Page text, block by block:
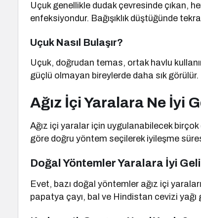
Uçuk genellikle dudak çevresinde çıkan,
enfeksiyondur. Bağışıklık düştüğünde
Uçuk Nasıl Bulaşır?
Uçuk, doğrudan temas, ortak havlu
güçlü olmayan bireylerde daha sık görülür.
Ağız İçi Yaralara Ne İyi
Ağız içi yaralar için uygulanabilecek
göre doğru yöntem seçilerek iyileşme
Doğal Yöntemler Yaralara İyi
Evet, bazı doğal yöntemler ağız içi
papatya çayı, bal ve Hindistan cevizi yağı